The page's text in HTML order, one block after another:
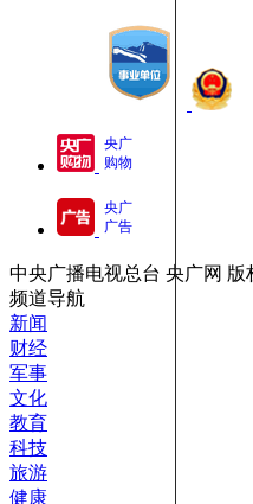
央广
购物
央广
广告
中央广播电视总台 央广网 版
频道导航
新闻
财经
军事
文化
教育
科技
旅游
健康